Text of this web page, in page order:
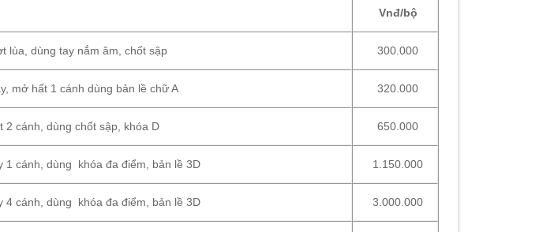
Vnđ/bộ
lùa, dùng tay nắm âm, chốt sập 300.000
mở hất 1 cánh dùng bản lề chữ A 320.000
2 cánh, dùng chốt sập, khóa D 650.000
1 cánh, dùng khóa đa điểm, bản lề 3D 1.150.000
4 cánh, dùng khóa đa điểm, bản lề 3D 3.000.000